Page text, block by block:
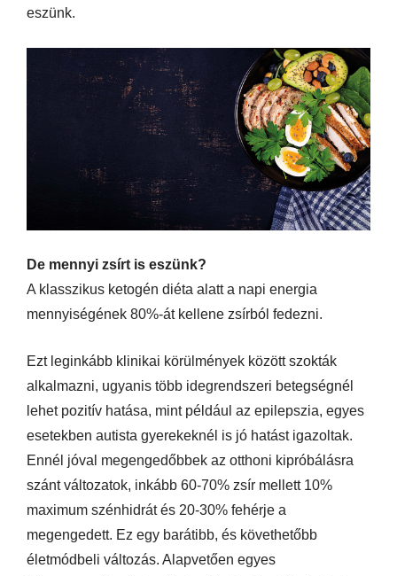
eszünk.
De mennyi zsírt is eszünk?
A klasszikus ketogén diéta alatt a napi energia
mennyiségének 80%-át kellene zsírból fedezni.
Ezt leginkább klinikai körülmények között szokták
alkalmazni, ugyanis több idegrendszeri betegségnél
lehet pozitív hatása, mint például az epilepszia, egyes
esetekben autista gyerekeknél is jó hatást igazoltak.
Ennél jóval megengedőbbek az otthoni kipróbálásra
szánt változatok, inkább 60-70% zsír mellett 10%
maximum szénhidrát és 20-30% fehérje a
megengedett. Ez egy barátibb, és követhetőbb
életmódbeli változás. Alapvetően egyes